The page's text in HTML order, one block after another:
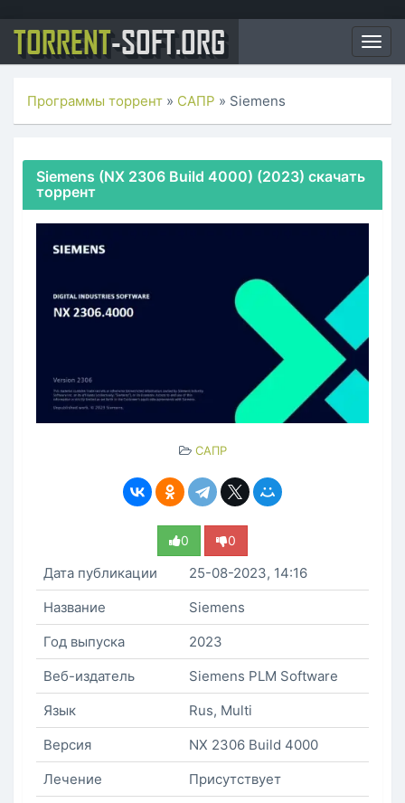
TORRENT-SOFT.ORG
Программы торрент » САПР » Siemens
Siemens (NX 2306 Build 4000) (2023) скачать
торрент
САПР
0 0
Дата публикации
25-08-2023, 14:16
Название
Siemens
Год выпуска
2023
Веб-издатель
Siemens PLM Software
Язык
Rus, Multi
Версия
NX 2306 Build 4000
Лечение
Присутствует